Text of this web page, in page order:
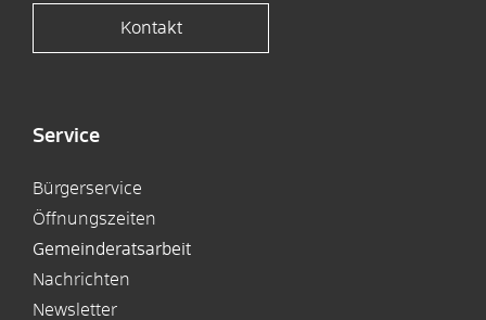
Kontakt
Service
Bürgerservice
Öffnungszeiten
Gemeinderatsarbeit
Nachrichten
Newsletter